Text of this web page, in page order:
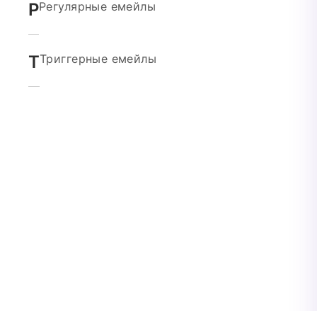
РРегулярные емейлы
ТТриггерные емейлы